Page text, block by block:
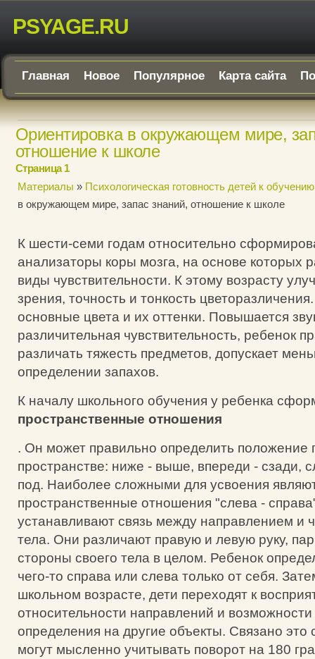
PSYAGE.RU
Главная Новое Популярное Карта сайта
Ориентировка в окружающем мире,
отношение к школе
Страница 1
Материалы » Психологическая готовность детей к
в окружающем мире, запас знаний, отношение к школе
К шести-семи годам относительно
анализаторы коры мозга, на основе которых
виды чувствительности. К этому возрасту
зрения, точность и тонкость
основные цвета и их оттенки. Повышается
различительная чувствительность, ребенок
различать тяжесть предметов, допускает
определении запахов.
К началу школьного обучения у ребенка
пространственные отношения
. Он может правильно определить положение
пространстве: ниже - выше, впереди - сзади,
под. Наиболее сложными для усвоения
пространственные отношения "слева -
устанавливают связь между направлением и
тела. Они различают правую и левую руку,
стороны своего тела в целом. Ребенок
чего-то справа или слева только от себя.
школьном возрасте, дети переходят к
относительности направлений и
определения на другие объекты. Связано это
могут мысленно учитывать поворот на 180